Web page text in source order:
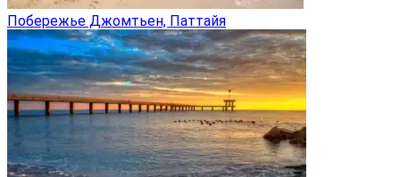
Побережье Джомтьен, Паттайя